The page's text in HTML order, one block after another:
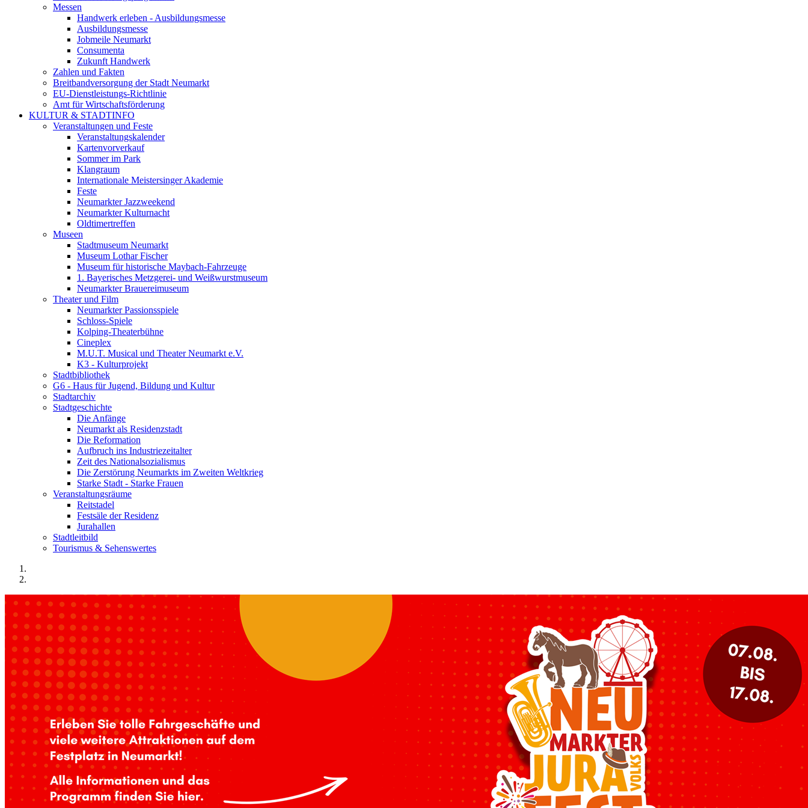
Messen
Handwerk erleben - Ausbildungsmesse
Ausbildungsmesse
Jobmeile Neumarkt
Consumenta
Zukunft Handwerk
Zahlen und Fakten
Breitbandversorgung der Stadt Neumarkt
EU-Dienstleistungs-Richtlinie
Amt für Wirtschaftsförderung
KULTUR & STADTINFO
Veranstaltungen und Feste
Veranstaltungskalender
Kartenvorverkauf
Sommer im Park
Klangraum
Internationale Meistersinger Akademie
Feste
Neumarkter Jazzweekend
Neumarkter Kulturnacht
Oldtimertreffen
Museen
Stadtmuseum Neumarkt
Museum Lothar Fischer
Museum für historische Maybach-Fahrzeuge
1. Bayerisches Metzgerei- und Weißwurstmuseum
Neumarkter Brauereimuseum
Theater und Film
Neumarkter Passionsspiele
Schloss-Spiele
Kolping-Theaterbühne
Cineplex
M.U.T. Musical und Theater Neumarkt e.V.
K3 - Kulturprojekt
Stadtbibliothek
G6 - Haus für Jugend, Bildung und Kultur
Stadtarchiv
Stadtgeschichte
Die Anfänge
Neumarkt als Residenzstadt
Die Reformation
Aufbruch ins Industriezeitalter
Zeit des Nationalsozialismus
Die Zerstörung Neumarkts im Zweiten Weltkrieg
Starke Stadt - Starke Frauen
Veranstaltungsräume
Reitstadel
Festsäle der Residenz
Jurahallen
Stadtleitbild
Tourismus & Sehenswertes